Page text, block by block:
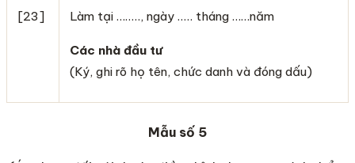
[23] Làm tại …….., ngày ….. tháng ……năm
Các nhà đầu tư
(Ký, ghi rõ họ tên, chức danh và đóng dấu)
Mẫu số 5